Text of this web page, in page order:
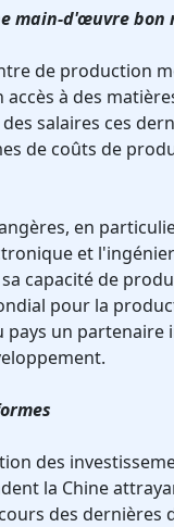
main-d'œuvre bon
de production
à des
salaires ces
de coûts de
en
et
capacité de
pour la
pays un
des
la Chine
des dernières